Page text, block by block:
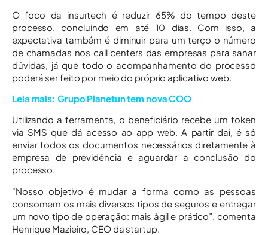
O foco da insurtech é reduzir 65% do tempo deste
processo, concluindo em até 10 dias. Com isso, a
expectativa também é diminuir para um terço o número
de chamadas nos call centers das empresas para sanar
dúvidas, já que todo o acompanhamento do processo
poderá ser feito por meio do próprio aplicativo web.
Leia mais: Grupo Planetun tem nova COO
Utilizando a ferramenta, o beneficiário recebe um token
via SMS que dá acesso ao app web. A partir daí, é só
enviar todos os documentos necessários diretamente à
empresa de previdência e aguardar a conclusão do
processo.
“Nosso objetivo é mudar a forma como as pessoas
consomem os mais diversos tipos de seguros e entregar
um novo tipo de operação: mais ágil e prático”, comenta
Henrique Mazieiro, CEO da startup.